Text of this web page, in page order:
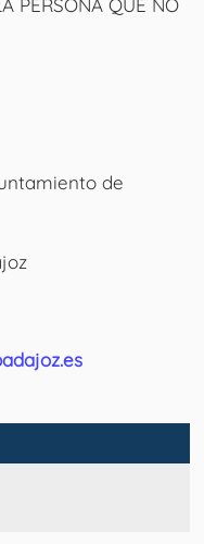
PERSONA QUE NO
de